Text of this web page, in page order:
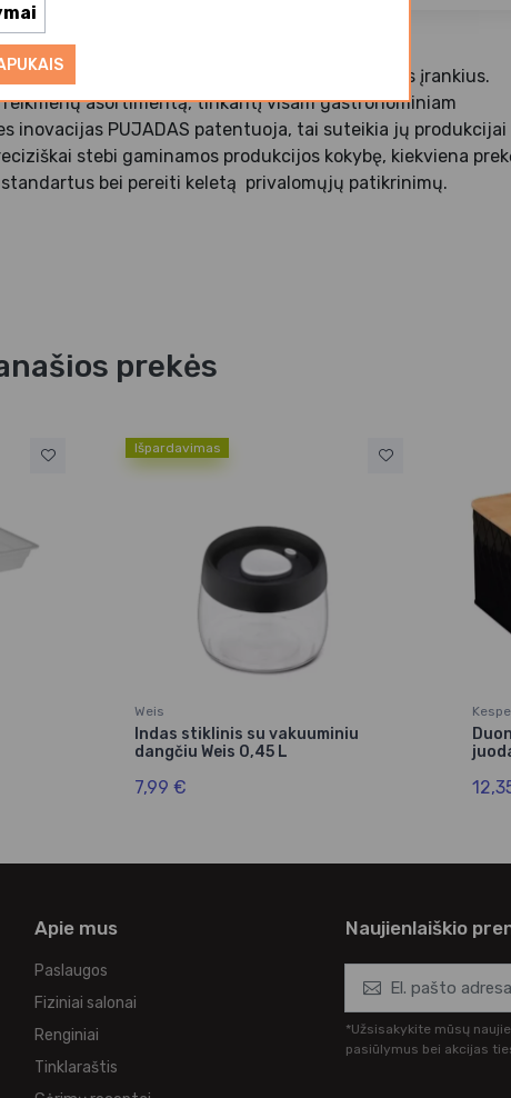
ais Barselonoje, kur pradėjo gaminti virtuvinius įrankius.
asortimentą, tinkantį visam gastronominiam
inovacijas PUJADAS patentuoja, tai suteikia jų produkcijai
stebi gaminamos produkcijos kokybę, kiekviena
bei pereiti keletą privalomųjų patikrinimų.
prekės
Išpardavimas
Weis
Indas stiklinis su vakuuminiu
dangčiu Weis 0,45 L
7,99 €
Apie mus
Paslaugos
Fiziniai salonai
Renginiai
Tinklaraštis
Naujienlaiškio
*Užsisakykite mūsų
pasiūlymus bei akcijas